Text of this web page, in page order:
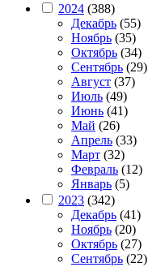
2024 (388)
Декабрь (55)
Ноябрь (35)
Октябрь (34)
Сентябрь (29)
Август (37)
Июль (49)
Июнь (41)
Май (26)
Апрель (33)
Март (32)
Февраль (12)
Январь (5)
2023 (342)
Декабрь (41)
Ноябрь (20)
Октябрь (27)
Сентябрь (22)